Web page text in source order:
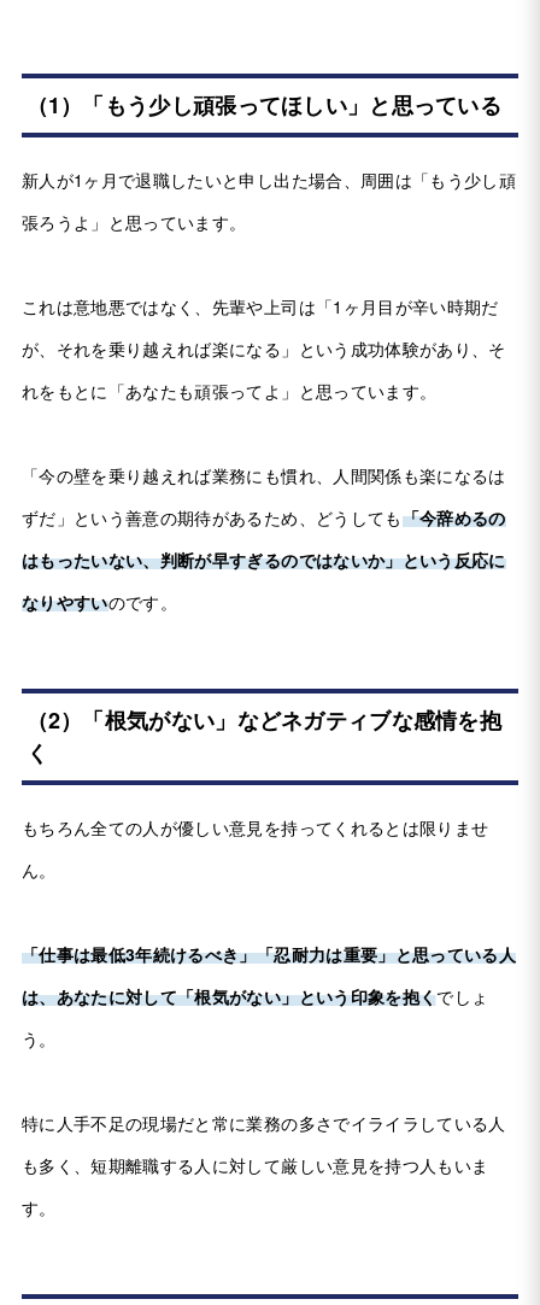
（1）「もう少し頑張ってほしい」と思っている
新人が1ヶ月で退職したいと申し出た場合、周囲は「もう少し頑
張ろうよ」と思っています。
これは意地悪ではなく、先輩や上司は「1ヶ月目が辛い時期だ
が、それを乗り越えれば楽になる」という成功体験があり、そ
れをもとに「あなたも頑張ってよ」と思っています。
「今の壁を乗り越えれば業務にも慣れ、人間関係も楽になるは
ずだ」という善意の期待があるため、どうしても「今辞めるの
はもったいない、判断が早すぎるのではないか」という反応に
なりやすいのです。
（2）「根気がない」などネガティブな感情を抱
く
もちろん全ての人が優しい意見を持ってくれるとは限りませ
ん。
「仕事は最低3年続けるべき」「忍耐力は重要」と思っている人
は、あなたに対して「根気がない」という印象を抱くでしょ
う。
特に人手不足の現場だと常に業務の多さでイライラしている人
も多く、短期離職する人に対して厳しい意見を持つ人もいま
す。